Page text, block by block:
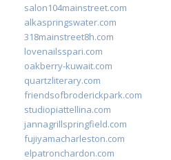
salon104mainstreet.com
alkaspringswater.com
318mainstreet8h.com
lovenailsspari.com
oakberry-kuwait.com
quartzliterary.com
friendsofbroderickpark.com
studiopiattellina.com
jannagrillspringfield.com
fujiyamacharleston.com
elpatronchardon.com